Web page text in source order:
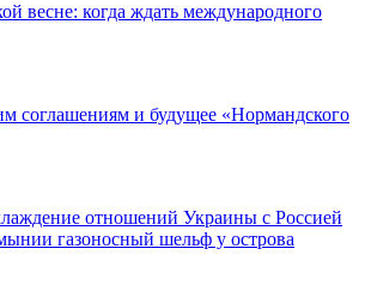
весне: когда ждать международного
соглашениям и будущее «Нормандского
отношений Украины с Россией
газоносный шельф у острова